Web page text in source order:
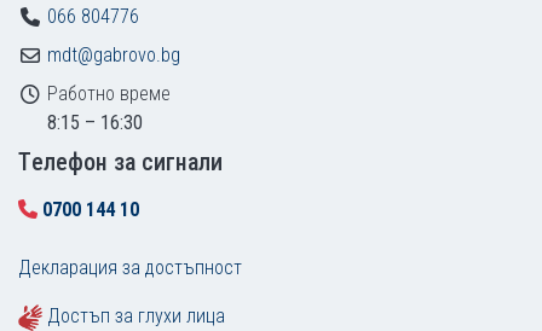
066 804776
mdt@gabrovo.bg
Работно време
8:15 – 16:30
Tелефон за сигнали
0700 144 10
Декларация за достъпност
Достъп за глухи лица